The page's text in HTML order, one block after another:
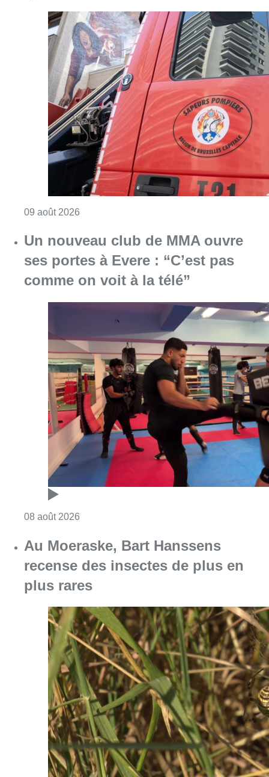
09 août 2026
Un nouveau club de MMA ouvre
ses portes à Evere : “C’est pas
comme on voit à la télé”
08 août 2026
Au Moeraske, Bart Hanssens
recense des insectes de plus en
plus rares